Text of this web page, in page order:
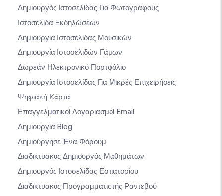
Δημιουργός Ιστοσελίδας Για Φωτογράφους
Ιστοσελίδα Εκδηλώσεων
Δημιουργία Ιστοσελίδας Μουσικών
Δημιουργία Ιστοσελιδών Γάμων
Δωρεάν Ηλεκτρονικό Πορτφόλιο
Δημιουργία Ιστοσελίδας Για Μικρές Επιχειρήσεις
Ψηφιακή Κάρτα
Επαγγελματικοί Λογαριασμοί Email
Δημιουργία Blog
Δημιούργησε Ένα Φόρουμ
Διαδικτυακός Δημιουργός Μαθημάτων
Δημιουργός Ιστοσελίδας Εστιατορίου
Διαδικτυακός Προγραμματιστής Ραντεβού